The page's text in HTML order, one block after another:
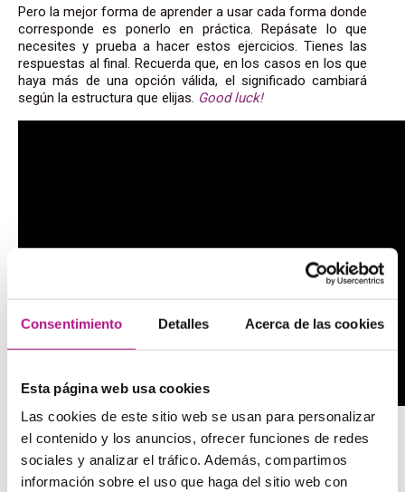
Consentimiento Detalles Acerca de las cookies
Esta página web usa cookies
Las cookies de este sitio web se usan para personalizar
el contenido y los anuncios, ofrecer funciones de redes
sociales y analizar el tráfico. Además, compartimos
información sobre el uso que haga del sitio web con
Pero la mejor forma de aprender a usar cada forma donde
corresponde es ponerlo en práctica. Repásate lo que
necesites y prueba a hacer estos ejercicios. Tienes las
respuestas al final. Recuerda que, en los casos en los que
haya más de una opción válida, el significado cambiará
según la estructura que elijas. Good luck!
Ejemplos de will y going to